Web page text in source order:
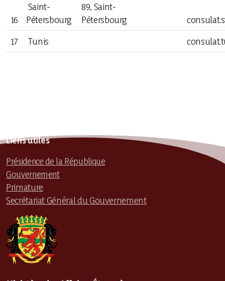
16
Saint-
Pétersbourg
89, Saint-
Pétersbourg
17
Tunis
Liens utiles
Présidence de la République
Gouvernement
Primature
Secrétariat Général du Gouvernement